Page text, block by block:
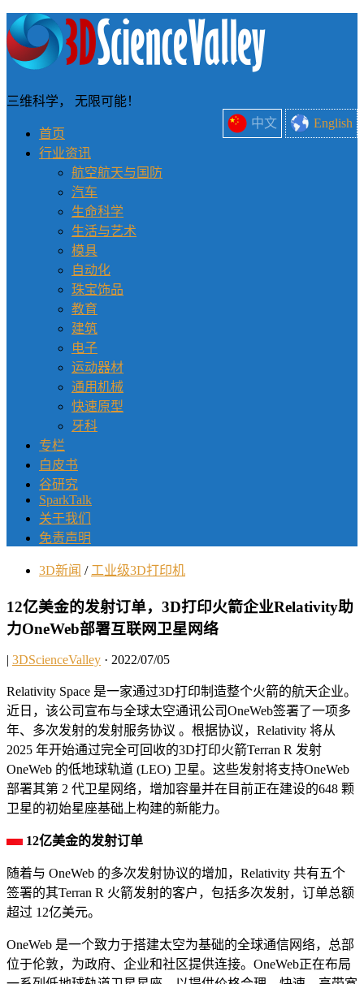
中文 English
三维科学， 无限可能！
首页
行业资讯
航空航天与国防
汽车
生命科学
生活与艺术
模具
自动化
珠宝饰品
教育
建筑
电子
运动器材
通用机械
快速原型
牙科
专栏
白皮书
谷研究
SparkTalk
关于我们
免责声明
3D新闻 / 工业级3D打印机
12亿美金的发射订单，3D打印火箭企业Relativity助
力OneWeb部署互联网卫星网络
| 3DScienceValley · 2022/07/05
Relativity Space 是一家通过3D打印制造整个火箭的航天企业。
近日，该公司宣布与全球太空通讯公司OneWeb签署了一项多
年、多次发射的发射服务协议 。根据协议，Relativity 将从
2025 年开始通过完全可回收的3D打印火箭Terran R 发射
OneWeb 的低地球轨道 (LEO) 卫星。这些发射将支持OneWeb
部署其第 2 代卫星网络，增加容量并在目前正在建设的648 颗
卫星的初始星座基础上构建的新能力。
12亿美金的发射订单
随着与 OneWeb 的多次发射协议的增加，Relativity 共有五个
签署的其Terran R 火箭发射的客户，包括多次发射，订单总额
超过 12亿美元。
OneWeb 是一个致力于搭建太空为基础的全球通信网络，总部
位于伦敦，为政府、企业和社区提供连接。OneWeb正在布局